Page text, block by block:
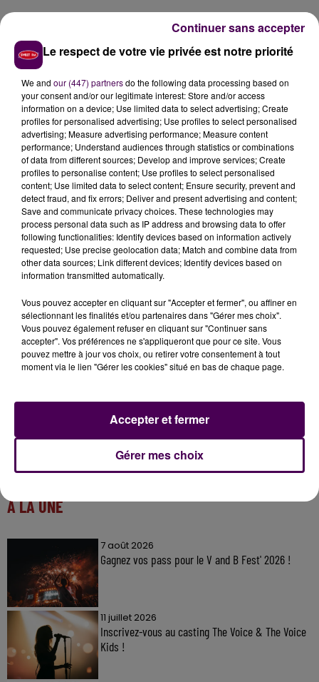
... A LIRE AUSSI :
météo#LeMans #Sarthe
#VentForthttps://t.co/WtoSVVxmjJ
— Sweet FM (@SweetFmRadio)February 21, 2024
À LA UNE
7 août 2026
Gagnez vos pass pour le V and B Fest' 2026 !
11 juillet 2026
Inscrivez-vous au casting The Voice & The Voice
Kids !
Le respect de votre vie privée est notre priorité
We and our (447) partnersdo the following data processing based on
your consent and/or our legitimate interest: Store and/or access
information on a device; Use limited data to select advertising; Create
profiles for personalised advertising; Use profiles to select personalised
advertising; Measure advertising performance; Measure content
performance; Understand audiences through statistics or combinations
of data from different sources; Develop and improve services; Create
profiles to personalise content; Use profiles to select personalised
content; Use limited data to select content; Ensure security, prevent and
detect fraud, and fix errors; Deliver and present advertising and content;
Save and communicate privacy choices. These technologies may
process personal data such as IP address and browsing data to offer
following functionalities: Identify devices based on information actively
requested; Use precise geolocation data; Match and combine data from
other data sources; Link different devices; Identify devices based on
information transmitted automatically.
Vous pouvez accepter en cliquant sur "Accepter et fermer", ou affiner en
sélectionnant les finalités et/ou partenaires dans "Gérer mes choix".
Vous pouvez également refuser en cliquant sur "Continuer sans
accepter". Vos préférences ne s'appliqueront que pour ce site. Vous
pouvez mettre à jour vos choix, ou retirer votre consentement à tout
moment via le lien "Gérer les cookies" situé en bas de chaque page.
Gérer mes choix
Accepter et fermer
Continuer sans accepter